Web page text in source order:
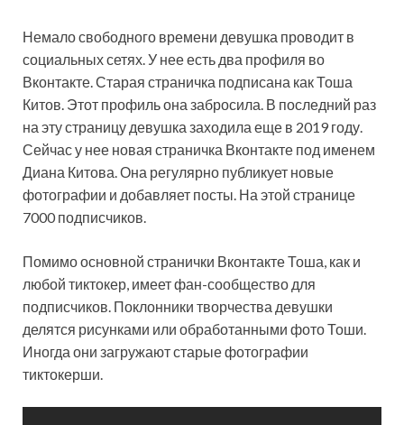
Немало свободного времени девушка проводит в
социальных сетях. У нее есть два профиля во
Вконтакте. Старая страничка подписана как Тоша
Китов. Этот профиль она забросила. В последний раз
на эту страницу девушка заходила еще в 2019 году.
Сейчас у нее новая страничка Вконтакте под именем
Диана Китова. Она регулярно публикует новые
фотографии и добавляет посты. На этой странице
7000 подписчиков.
Помимо основной странички Вконтакте Тоша, как и
любой тиктокер, имеет фан-сообщество для
подписчиков. Поклонники творчества девушки
делятся рисунками или обработанными фото Тоши.
Иногда они загружают старые фотографии
тиктокерши.